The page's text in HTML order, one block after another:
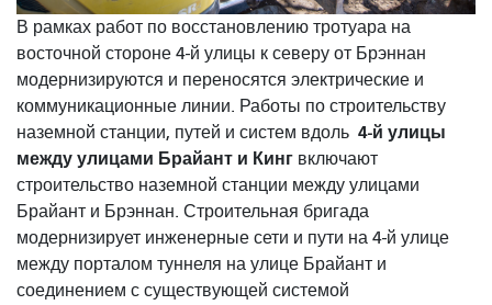
В рамках работ по восстановлению тротуара на
восточной стороне 4-й улицы к северу от Брэннан
модернизируются и переносятся электрические и
коммуникационные линии. Работы по строительству
наземной станции, путей и систем вдоль 4-й улицы
между улицами Брайант и Кинг включают
строительство наземной станции между улицами
Брайант и Брэннан. Строительная бригада
модернизирует инженерные сети и пути на 4-й улице
между порталом туннеля на улице Брайант и
соединением с существующей системой